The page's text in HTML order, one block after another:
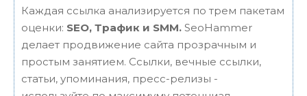
Каждая ссылка анализируется по трем пакетам
оценки: SEO, Трафик и SMM. SeoHammer
делает продвижение сайта прозрачным и
простым занятием. Ссылки, вечные ссылки,
статьи, упоминания, пресс-релизы -